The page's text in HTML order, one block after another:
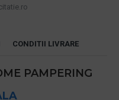
CONDITII LIVRARE
PAMPERING